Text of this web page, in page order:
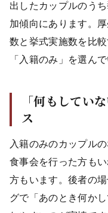
出したカップルのう
加傾向にあります。
数と挙式実施数を比
「入籍のみ」を選ん
「何もしてい
ス
入籍のみのカップル
食事会を行った方も
方もいます。後者の
グで「あのとき何か